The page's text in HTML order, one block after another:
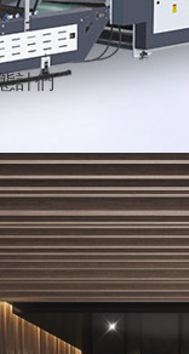
計們